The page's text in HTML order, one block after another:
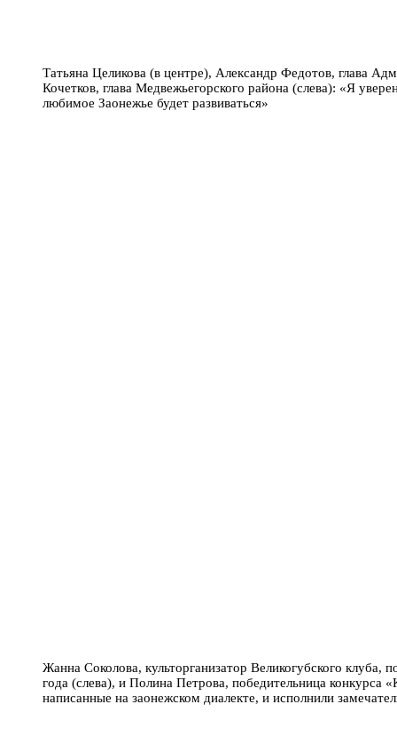
Татьяна Целикова (в центре), Александр Федотов, глава
Кочетков, глава Медвежьегорского района (слева): «Я
любимое Заонежье будет развиваться»
Жанна Соколова, культорганизатор Великогубского клуба,
года (слева), и Полина Петрова, победительница
написанные на заонежском диалекте, и исполнили